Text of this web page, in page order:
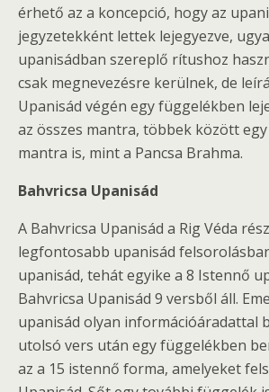
érhető az a koncepció, hogy az
jegyzetekként lettek lejegyezve,
upanisádban szereplő rítushoz
csak megnevezésre kerülnek, de
Upanisád végén egy függelékben
az összes mantra, többek között
mantra is, mint a Pancsa Brahma.
Bahvricsa Upanisád
A Bahvricsa Upanisád a Rig Véda
legfontosabb upanisád
upanisád, tehát egyike a 8 Istennő
Bahvricsa Upanisád 9 versből áll.
upanisád olyan információáradattal
utolsó vers után egy függelékben
az a 15 istennő forma, amelyeket